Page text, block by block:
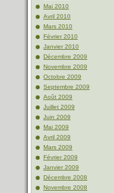
Mai 2010
Avril 2010
Mars 2010
Février 2010
Janvier 2010
Décembre 2009
Novembre 2009
Octobre 2009
Septembre 2009
Août 2009
Juillet 2009
Juin 2009
Mai 2009
Avril 2009
Mars 2009
Février 2009
Janvier 2009
Décembre 2008
Novembre 2008